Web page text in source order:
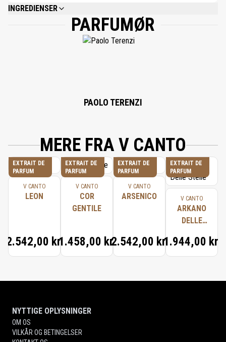
INGREDIENSER
ALCOHOL DENAT., PARFUM (FRAGRANCE), CITRONELLOL, LINALOOL,
GERANIOL, BENZYL BENZOATE, BENZYL ALCOHOL, EUGENOL, CITRAL,
LIMONENE, BENZYL CINNAMATE.
PARFUMØR
PAOLO TERENZI
MERE FRA V CANTO
EXTRAIT DE
PARFUM
V CANTO
LEON
2.542,00 kr.
EXTRAIT DE
PARFUM
V CANTO
COR
GENTILE
1.458,00 kr.
EXTRAIT DE
PARFUM
V CANTO
ARSENICO
2.542,00 kr.
EXTRAIT DE
PARFUM
V CANTO
ARKANO
DELLE
1.944,00 kr.
NYTTIGE OPLYSNINGER
OM OS
VILKÅR OG BETINGELSER